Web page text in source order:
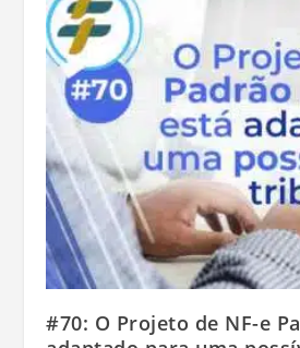
#70: O Projeto de NF-e